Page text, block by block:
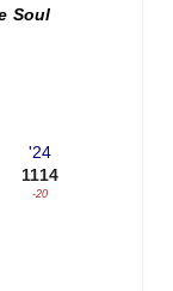
Soul
'24
1114
-20